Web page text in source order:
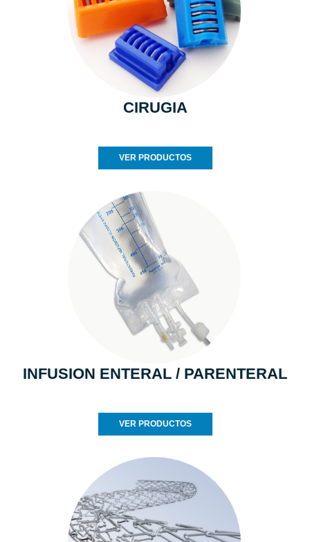
CIRUGIA
VER PRODUCTOS
INFUSION ENTERAL / PARENTERAL
VER PRODUCTOS